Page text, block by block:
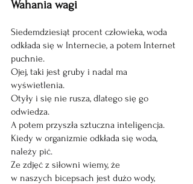
Wahania wagi
Siedemdziesiąt procent człowieka, woda
odkłada się w Internecie, a potem Internet
puchnie.
Ojej, taki jest gruby i nadal ma
wyświetlenia.
Otyły i się nie rusza, dlatego się go
odwiedza.
A potem przyszła sztuczna inteligencja.
Kiedy w organizmie odkłada się woda,
należy pić.
Ze zdjęć z siłowni wiemy, że
w naszych bicepsach jest dużo wody,